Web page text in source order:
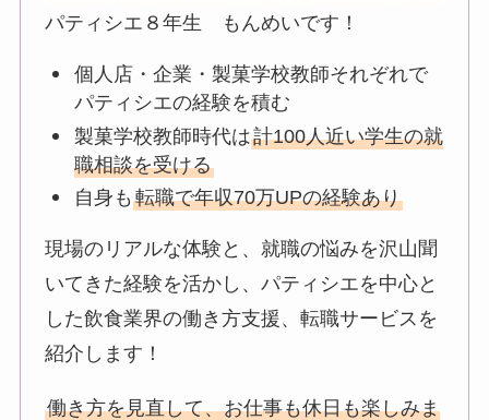
パティシエ８年生 もんめいです！
個人店・企業・製菓学校教師それぞれで
パティシエの経験を積む
製菓学校教師時代は計100人近い学生の就
職相談を受ける
自身も転職で年収70万UPの経験あり
現場のリアルな体験と、就職の悩みを沢山聞
いてきた経験を活かし、パティシエを中心と
した飲食業界の働き方支援、転職サービスを
紹介します！
働き方を見直して、お仕事も休日も楽しみま